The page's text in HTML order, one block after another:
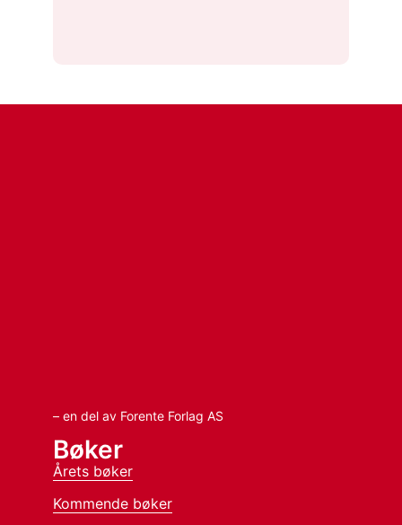
– en del av Forente Forlag AS
Bøker
Årets bøker
Kommende bøker